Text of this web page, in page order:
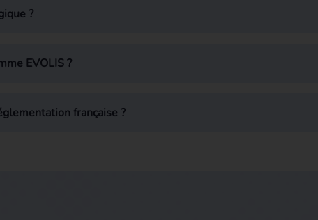
?
EVOLIS ?
française ?